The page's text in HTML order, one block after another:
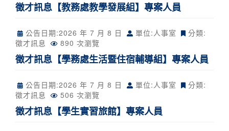
徵才訊息【教務處教學發展組】專案人員
公告日期:2026 年 7 月 8 日 單位:人事室
分類:
徵才訊息
890 次瀏覽
徵才訊息【學務處生活暨住宿輔導組】專案人員
公告日期:2026 年 7 月 8 日 單位:人事室
分類:
徵才訊息
506 次瀏覽
徵才訊息【學生實習旅館】專案人員